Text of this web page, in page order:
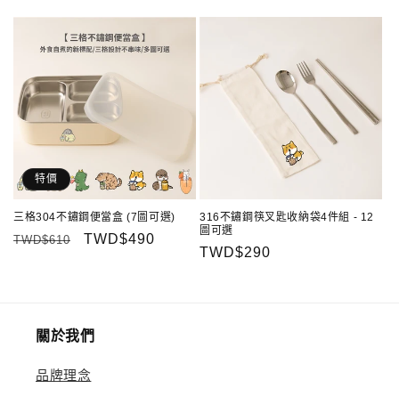
特價
三格304不鏽鋼便當盒 (7圖可選)
定
TWD$610
售
TWD$490
316不鏽鋼筷叉匙收納袋4件組 - 12
圖可選
定
TWD$290
關於我們
品牌理念